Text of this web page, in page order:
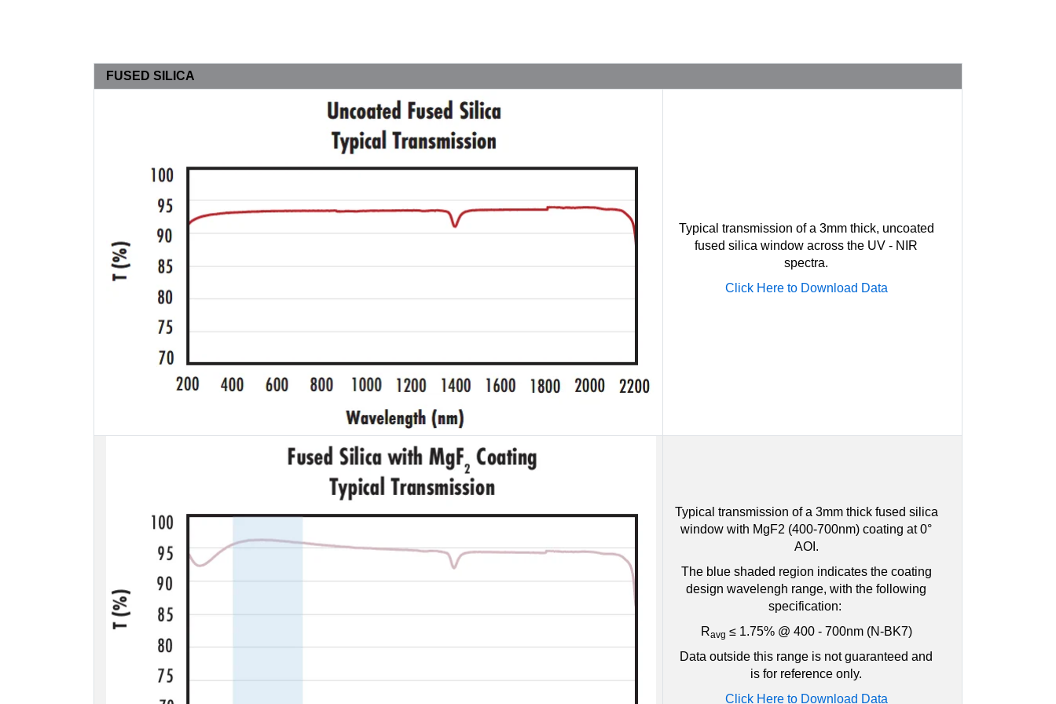
FUSED SILICA
Typical transmission of a 3mm thick, uncoated
fused silica window across the UV - NIR
spectra.
Click Here to Download Data
Typical transmission of a 3mm thick fused silica
window with MgF2 (400-700nm) coating at 0°
AOI.
The blue shaded region indicates the coating
design wavelengh range, with the following
specification:
Ravg ≤ 1.75% @ 400 - 700nm (N-BK7)
Data outside this range is not guaranteed and
is for reference only.
Click Here to Download Data